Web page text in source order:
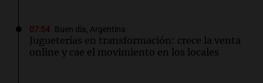
07:54 Buen día, Argentina
Jugueterías en transformación: crece la venta
online y cae el movimiento en los locales